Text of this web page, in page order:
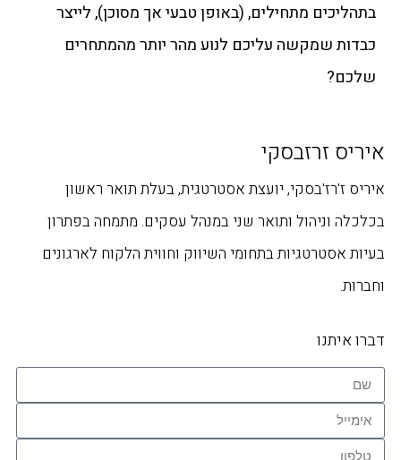
בתהליכים מתחילים, (באופן טבעי אך מסוכן), לייצר
כבדות שמקשה עליכם לנוע מהר יותר מהמתחרים
שלכם?
איריס זרזבסקי
איריס ז'רז'בסקי, יועצת אסטרטגית, בעלת תואר ראשון
בכלכלה וניהול ותואר שני במנהל עסקים. מתמחה בפתרון
בעיות אסטרטגיות בתחומי השיווק וחווית הלקוח לארגונים
וחברות.
דברו איתנו